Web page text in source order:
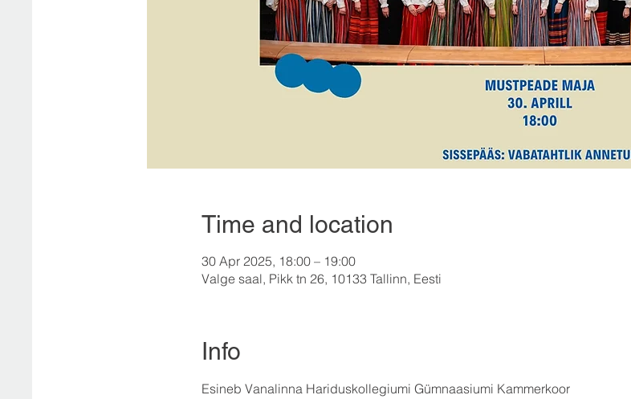
Time and location
30 Apr 2025, 18:00 – 19:00
Valge saal, Pikk tn 26, 10133 Tallinn, Eesti
Info
Esineb Vanalinna Hariduskollegiumi Gümnaasiumi Kammerkoor